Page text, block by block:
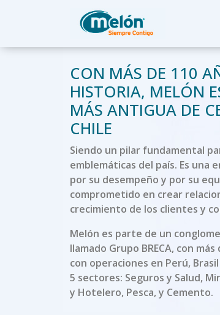
CON MÁS DE 110
HISTORIA, MELÓN
MÁS ANTIGUA DE
CHILE
Siendo un pilar fundamental
emblemáticas del país. Es una
por su desempeño y por su
comprometido en crear
crecimiento de los clientes y
Melón es parte de un
llamado Grupo BRECA, con
con operaciones en Perú,
5 sectores: Seguros y Salud,
y Hotelero, Pesca, y Cemento.